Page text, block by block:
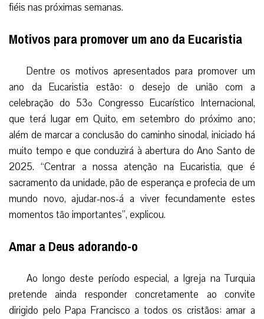
fiéis nas próximas semanas.
Motivos para promover um ano da Eucaristia
Dentre os motivos apresentados para promover um
ano da Eucaristia estão: o desejo de união com a
celebração do 53º Congresso Eucarístico Internacional,
que terá lugar em Quito, em setembro do próximo ano;
além de marcar a conclusão do caminho sinodal, iniciado há
muito tempo e que conduzirá à abertura do Ano Santo de
2025. “Centrar a nossa atenção na Eucaristia, que é
sacramento da unidade, pão de esperança e profecia de um
mundo novo, ajudar-nos-á a viver fecundamente estes
momentos tão importantes”, explicou.
Amar a Deus adorando-o
Ao longo deste período especial, a Igreja na Turquia
pretende ainda responder concretamente ao convite
dirigido pelo Papa Francisco a todos os cristãos: amar a